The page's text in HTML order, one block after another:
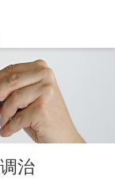
治